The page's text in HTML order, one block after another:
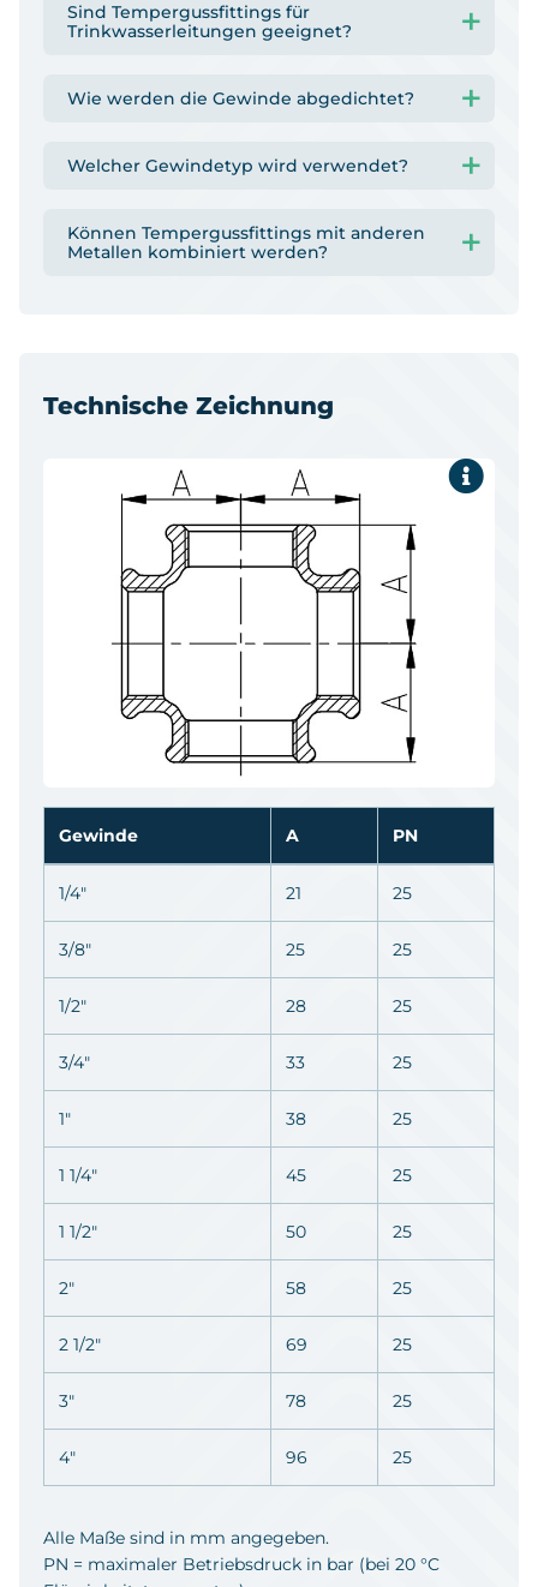
Sind Tempergussfittings für
Trinkwasserleitungen geeignet?
Wie werden die Gewinde abgedichtet?
Welcher Gewindetyp wird verwendet?
Können Tempergussfittings mit anderen
Metallen kombiniert werden?
Technische Zeichnung
Gewinde A PN
1/4" 21 25
3/8" 25 25
1/2" 28 25
3/4" 33 25
1" 38 25
1 1/4" 45 25
1 1/2" 50 25
2" 58 25
2 1/2" 69 25
3" 78 25
4" 96 25
Alle Maße sind in mm angegeben.
PN = maximaler Betriebsdruck in bar (bei 20 °C